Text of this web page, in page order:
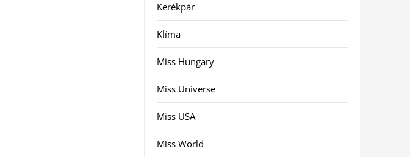
Kerékpár
Klíma
Miss Hungary
Miss Universe
Miss USA
Miss World